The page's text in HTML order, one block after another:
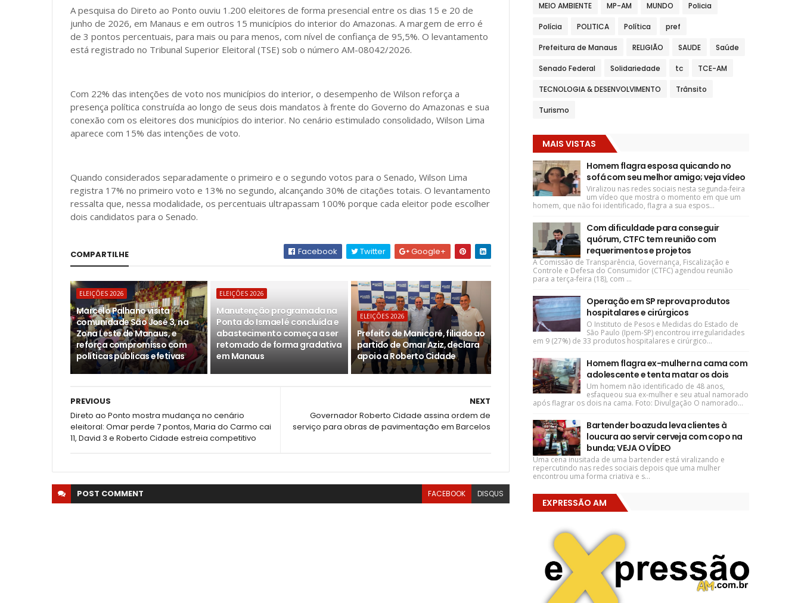
A pesquisa do Direto ao Ponto ouviu 1.200 eleitores de forma presencial entre os dias 15 e 20 de
junho de 2026, em Manaus e em outros 15 municípios do interior do Amazonas. A margem de erro é
de 3 pontos percentuais, para mais ou para menos, com nível de confiança de 95,5%. O levantamento
está registrado no Tribunal Superior Eleitoral (TSE) sob o número AM-08042/2026.
Com 22% das intenções de voto nos municípios do interior, o desempenho de Wilson reforça a
presença política construída ao longo de seus dois mandatos à frente do Governo do Amazonas e sua
conexão com os eleitores dos municípios do interior. No cenário estimulado consolidado, Wilson Lima
aparece com 15% das intenções de voto.
Quando considerados separadamente o primeiro e o segundo votos para o Senado, Wilson Lima
registra 17% no primeiro voto e 13% no segundo, alcançando 30% de citações totais. O levantamento
ressalta que, nessa modalidade, os percentuais ultrapassam 100% porque cada eleitor pode escolher
dois candidatos para o Senado.
COMPARTILHE Facebook Twitter Google+
ELEIÇÕES 2026
Marcelo Palhano visita
comunidade São José 3, na
Zona Leste de Manaus, e
reforça compromisso com
políticas públicas efetivas
ELEIÇÕES 2026
Manutenção programada na
Ponta do Ismael é concluída e
abastecimento começa a ser
retomado de forma gradativa
em Manaus
ELEIÇÕES 2026
Prefeito de Manicoré, filiado ao
partido de Omar Aziz, declara
apoio a Roberto Cidade
NEXT
Governador Roberto Cidade assina ordem de
serviço para obras de pavimentação em Barcelos
PREVIOUS
Direto ao Ponto mostra mudança no cenário
eleitoral: Omar perde 7 pontos, Maria do Carmo cai
11, David 3 e Roberto Cidade estreia competitivo
POST COMMENT FACEBOOK DISQUS
MEIO AMBIENTE MP-AM MUNDO Policia
Polícia POLITICA Política pref
Prefeitura de Manaus RELIGIÃO SAUDE Saúde
Senado Federal Solidariedade tc TCE-AM
TECNOLOGIA & DESENVOLVIMENTO Trânsito
Turismo
MAIS VISTAS
Homem flagra esposa quicando no
sofá com seu melhor amigo; veja vídeo
Viralizou nas redes sociais nesta segunda-feira
um vídeo que mostra o momento em que um
homem, que não foi identificado, flagra a sua espos...
Com dificuldade para conseguir
quórum, CTFC tem reunião com
requerimentos e projetos
A Comissão de Transparência, Governança, Fiscalização e
Controle e Defesa do Consumidor (CTFC) agendou reunião
para a terça-feira (18), com ...
Operação em SP reprova produtos
hospitalares e cirúrgicos
O Instituto de Pesos e Medidas do Estado de
São Paulo (Ipem-SP) encontrou irregularidades
em 9 (27%) de 33 produtos hospitalares e cirúrgico...
Homem flagra ex-mulher na cama com
adolescente e tenta matar os dois
Um homem não identificado de 48 anos,
esfaqueou sua ex-mulher e seu atual namorado
após flagrar os dois na cama. Foto: Divulgação O namorado...
Bartender boazuda leva clientes à
loucura ao servir cerveja com copo na
bunda; VEJA O VÍDEO
Uma cena inusitada de uma bartender está viralizando e
repercutindo nas redes sociais depois que uma mulher
encontrou uma forma criativa e s...
EXPRESSÃO AM